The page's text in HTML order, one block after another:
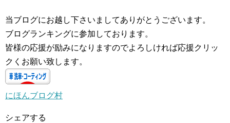
当ブログにお越し下さいましてありがとうございます。
ブログランキングに参加しております。
皆様の応援が励みになりますのでよろしければ応援クリッ
クくお願い致します。
にほんブログ村
シェアする